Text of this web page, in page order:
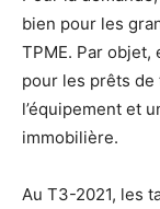
bien pour les
TPME. Par
pour les prêts
l’équipement et
immobilière.
Au T3-2021, les